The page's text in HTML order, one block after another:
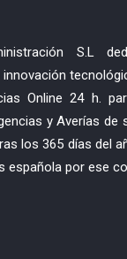
S.L
innovación
Online 24 h.
y Averías de
los 365 días del
española por ese